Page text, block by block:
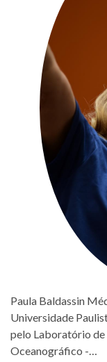
Paula Baldassin
Universidade
pelo Laboratório
Oceanográfico -…